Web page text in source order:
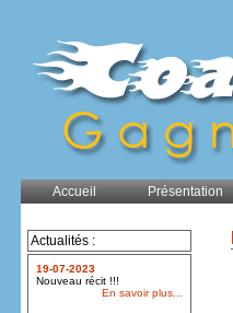
Accueil Présentation
Actualités :
19-07-2023
Nouveau récit !!!
En savoir plus...